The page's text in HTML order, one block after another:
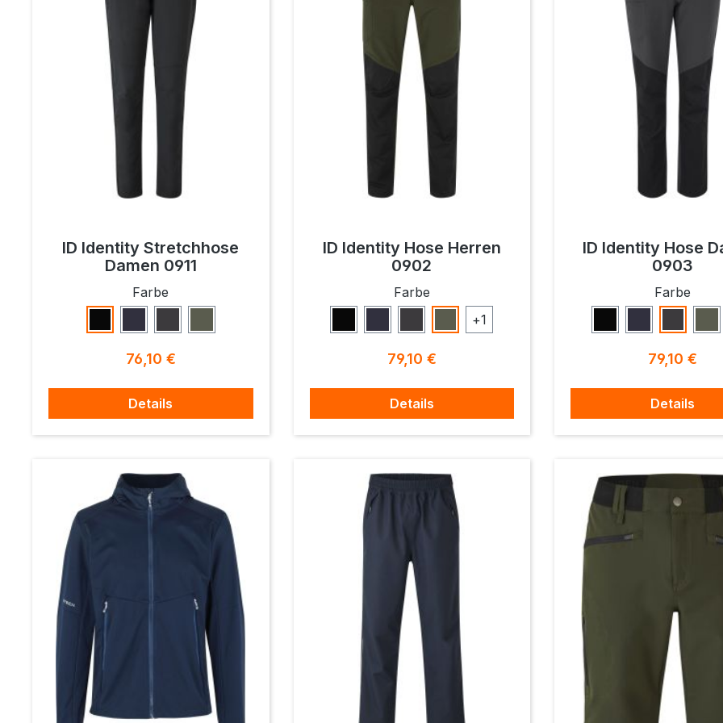
ID Identity Stretchhose
Damen 0911
Farbe
SchwarzNavyKoks Oliv
Regulärer Preis:
76,10 €
Details
ID Identity Hose Herren
0902
Farbeauswählen
SchwarzNavyKoks Oliv
+1
Regulärer Preis:
79,10 €
Details
ID Identity Hose
0903
Farbe
SchwarzNavyKoks
Regulärer
79,10 €
Details